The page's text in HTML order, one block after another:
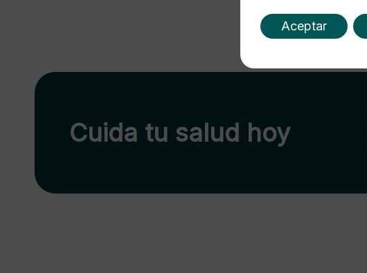
Cuida tu salud hoy
Aceptar